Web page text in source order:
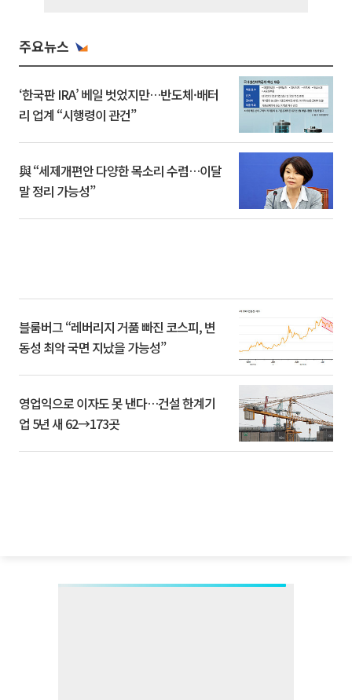
주요뉴스
‘한국판 IRA’ 베일 벗었지만…반도체·배터
리 업계 “시행령이 관건”
與 “세제개편안 다양한 목소리 수렴…이달
말 정리 가능성”
블룸버그 “레버리지 거품 빠진 코스피, 변
동성 최악 국면 지났을 가능성”
영업익으로 이자도 못 낸다…건설 한계기
업 5년 새 62→173곳